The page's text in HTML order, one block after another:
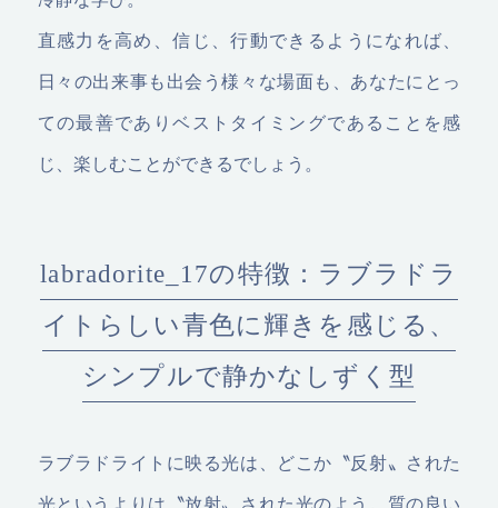
直感力を高め、信じ、行動できるようになれば、
日々の出来事も出会う様々な場面も、あなたにとっ
ての最善でありベストタイミングであることを感
じ、楽しむことができるでしょう。
labradorite_17の特徴：ラブラドラ
イトらしい青色に輝きを感じる、
シンプルで静かなしずく型
ラブラドライトに映る光は、どこか〝反射〟された